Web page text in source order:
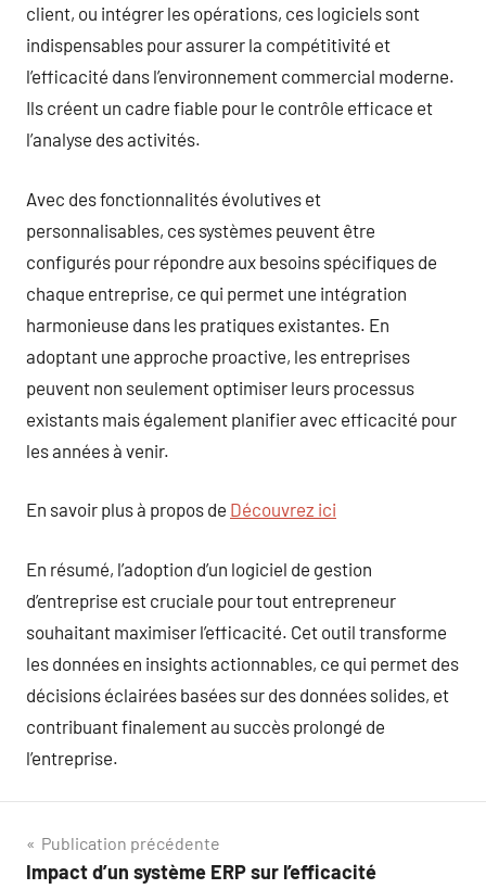
client, ou intégrer les opérations, ces logiciels sont
indispensables pour assurer la compétitivité et
l’efficacité dans l’environnement commercial moderne.
Ils créent un cadre fiable pour le contrôle efficace et
l’analyse des activités.
Avec des fonctionnalités évolutives et
personnalisables, ces systèmes peuvent être
configurés pour répondre aux besoins spécifiques de
chaque entreprise, ce qui permet une intégration
harmonieuse dans les pratiques existantes. En
adoptant une approche proactive, les entreprises
peuvent non seulement optimiser leurs processus
existants mais également planifier avec efficacité pour
les années à venir.
En savoir plus à propos de Découvrez ici
En résumé, l’adoption d’un logiciel de gestion
d’entreprise est cruciale pour tout entrepreneur
souhaitant maximiser l’efficacité. Cet outil transforme
les données en insights actionnables, ce qui permet des
décisions éclairées basées sur des données solides, et
contribuant finalement au succès prolongé de
l’entreprise.
Navigation
Publication précédente
Impact d’un système ERP sur l’efficacité